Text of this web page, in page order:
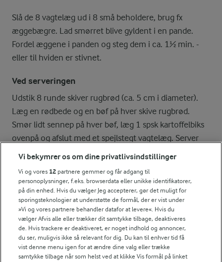
Slå de 8 vagtelæg ud i 8 små beholdere, brug fx
æggebægre. Lad smørret blive gyldent i en pande.
Fordel æggene i panden og steg dem i ca. 1½ min. -
eller til hviden er stivnet.
Ved serveringen
Udstik 8 runde skiver rugbrød (ca. 5 cm i diameter).
Læg en rødbede og en bøf på hver skive rugbrød.
Smør lidt sennep på hver bøf, læg 1 spsk kartoffelbiks
ovenpå og afslut med et spejlstegt vagtelæg. Server
Bedømmelse
1 2 3 4 5
NÆRINGSINDHOLD, PR 100 G
Vi bekymrer os om dine privatlivsindstillinger
Vi og vores 12 partnere gemmer og får adgang til
personoplysninger, f.eks. browserdata eller unikke identifikatorer,
på din enhed. Hvis du vælger Jeg accepterer, gør det muligt for
sporingsteknologier at understøtte de formål, der er vist under
»Vi og vores partnere behandler datafor at levere«. Hvis du
vælger Afvis alle eller trækker dit samtykke tilbage, deaktiveres
de. Hvis trackere er deaktiveret, er noget indhold og annoncer,
du ser, muligvis ikke så relevant for dig. Du kan til enhver tid få
vist denne menu igen for at ændre dine valg eller trække
samtykke tilbage når som helst ved at klikke Vis formål på linket